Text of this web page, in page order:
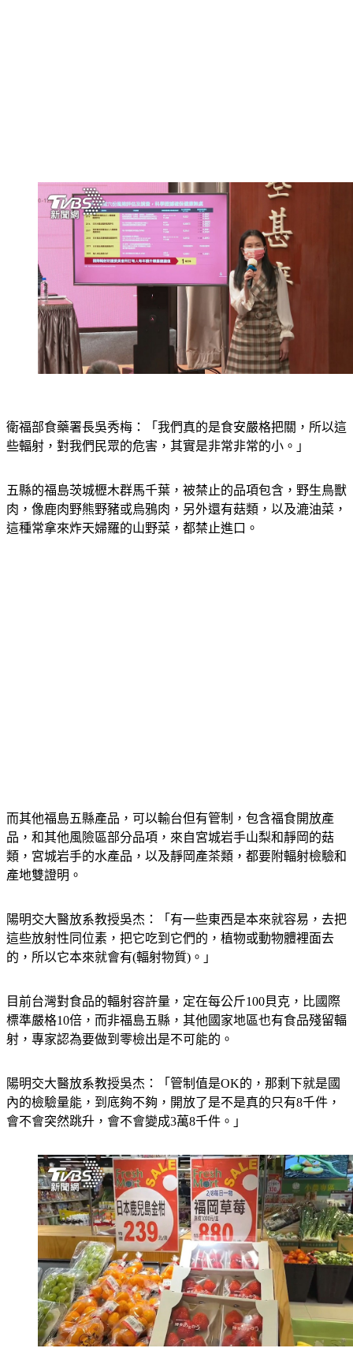
衛福部食藥署長吳秀梅：「我們真的是食安嚴格把關，所以這
些輻射，對我們民眾的危害，其實是非常非常的小。」
五縣的福島茨城櫪木群馬千葉，被禁止的品項包含，野生鳥獸
肉，像鹿肉野熊野豬或烏鴉肉，另外還有菇類，以及漉油菜，
這種常拿來炸天婦羅的山野菜，都禁止進口。
而其他福島五縣產品，可以輸台但有管制，包含福食開放產
品，和其他風險區部分品項，來自宮城岩手山梨和靜岡的菇
類，宮城岩手的水產品，以及靜岡產茶類，都要附輻射檢驗和
產地雙證明。
陽明交大醫放系教授吳杰：「有一些東西是本來就容易，去把
這些放射性同位素，把它吃到它們的，植物或動物體裡面去
的，所以它本來就會有(輻射物質)。」
目前台灣對食品的輻射容許量，定在每公斤100貝克，比國際
標準嚴格10倍，而非福島五縣，其他國家地區也有食品殘留輻
射，專家認為要做到零檢出是不可能的。
陽明交大醫放系教授吳杰：「管制值是OK的，那剩下就是國
內的檢驗量能，到底夠不夠，開放了是不是真的只有8千件，
會不會突然跳升，會不會變成3萬8千件。」